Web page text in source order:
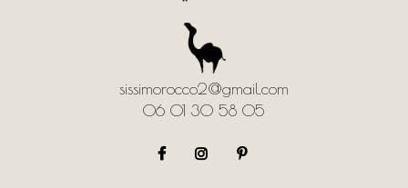
sissimorocco2@gmail.com
06 01 30 58 05